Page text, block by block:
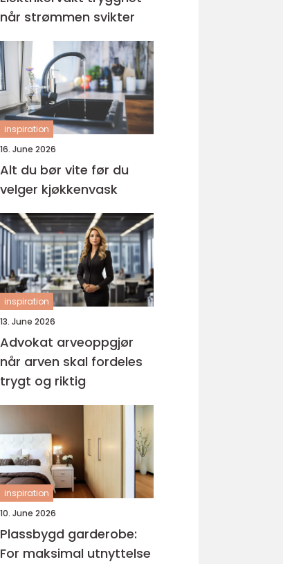
når strømmen svikter
inspiration
16. June 2026
Alt du bør vite før du
velger kjøkkenvask
inspiration
13. June 2026
Advokat arveoppgjør
når arven skal fordeles
trygt og riktig
inspiration
10. June 2026
Plassbygd garderobe:
For maksimal utnyttelse